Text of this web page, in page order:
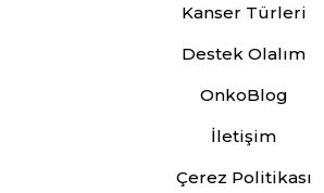
Kanser Türleri
Destek Olalım
OnkoBlog
İletişim
Çerez Politikası